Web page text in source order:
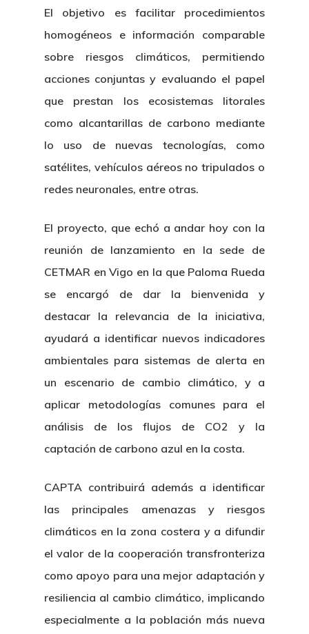
El objetivo es facilitar procedimientos
homogéneos e información comparable
sobre riesgos climáticos, permitiendo
acciones conjuntas y evaluando el papel
que prestan los ecosistemas litorales
como alcantarillas de carbono mediante
lo uso de nuevas tecnologías, como
satélites, vehículos aéreos no tripulados o
redes neuronales, entre otras.
El proyecto, que echó a andar hoy con la
reunión de lanzamiento en la sede de
CETMAR en Vigo en la que Paloma Rueda
se encargó de dar la bienvenida y
destacar la relevancia de la iniciativa,
ayudará a identificar nuevos indicadores
ambientales para sistemas de alerta en
un escenario de cambio climático, y a
aplicar metodologías comunes para el
análisis de los flujos de CO2 y la
captación de carbono azul en la costa.
CAPTA contribuirá además a identificar
las principales amenazas y riesgos
climáticos en la zona costera y a difundir
el valor de la cooperación transfronteriza
como apoyo para una mejor adaptación y
resiliencia al cambio climático, implicando
especialmente a la población más nueva